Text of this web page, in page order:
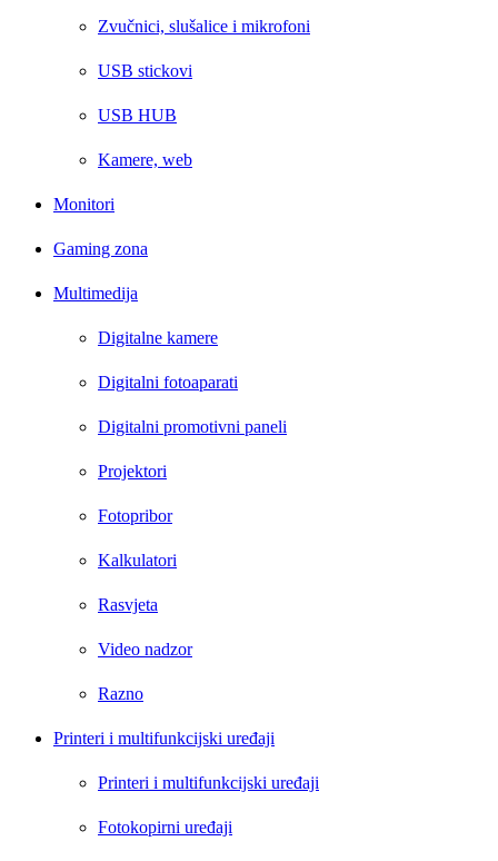
Zvučnici, slušalice i mikrofoni
USB stickovi
USB HUB
Kamere, web
Monitori
Gaming zona
Multimedija
Digitalne kamere
Digitalni fotoaparati
Digitalni promotivni paneli
Projektori
Fotopribor
Kalkulatori
Rasvjeta
Video nadzor
Razno
Printeri i multifunkcijski uređaji
Printeri i multifunkcijski uređaji
Fotokopirni uređaji